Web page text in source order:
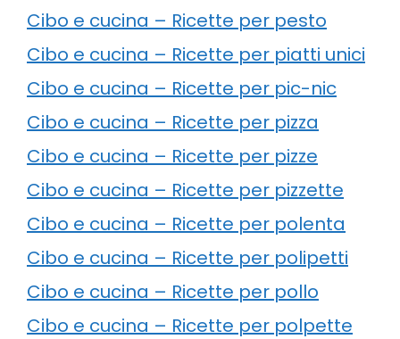
Cibo e cucina – Ricette per pesto
Cibo e cucina – Ricette per piatti unici
Cibo e cucina – Ricette per pic-nic
Cibo e cucina – Ricette per pizza
Cibo e cucina – Ricette per pizze
Cibo e cucina – Ricette per pizzette
Cibo e cucina – Ricette per polenta
Cibo e cucina – Ricette per polipetti
Cibo e cucina – Ricette per pollo
Cibo e cucina – Ricette per polpette